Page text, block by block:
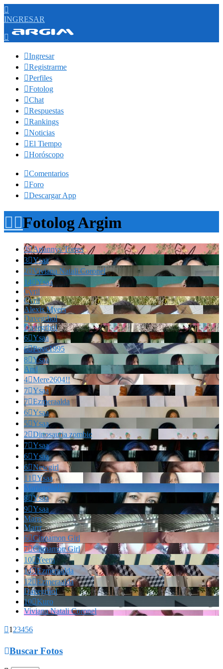

INGRESAR

Ingresar
Registrarme
Perfiles
Fotolog
Chat
Respuestas
Rankings
Noticias
El Tiempo
Horóscopo
Comentarios
Foro
Descargar App
Fotolog Argim
3Ariannys Torres
3Ysaa
2Viviana Natali Coronel
14Ysaa
Cvril
Cvril
Alexis Myers
Davegrhol
Davegrhol
6Ysaa
6Povc1995
8Ysaa
And
4Mere2604!!
7Ysaa
7Ezmeraalda
6Ysaa
5Ysaa
2Dinosauria zombie
7Ysaa
6Ysaa
6Newgirl
11 Ysaa
Marianella!!!
8Ysaa
9Ysaa
Marrr
Marrr
6Cinnamon Girl
7Cinnamon Girl
10Yeem
14Ezmeraalda
12Ezmeraalda
Davegrhol
10Kuro
Viviana Natali Coronel
1 23456
Buscar Fotos